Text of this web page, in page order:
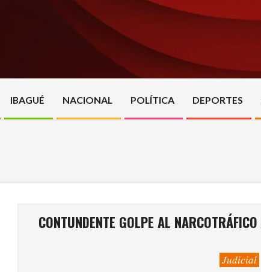
IBAGUÉ NACIONAL POLÍTICA DEPORTES
CONTUNDENTE GOLPE AL
Judicial